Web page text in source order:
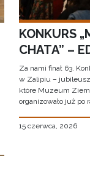
KONKURS
CHATA” –
Za nami finał 63.
w Zalipiu –
które Muzeum
organizowało już po
15 czerwca, 2026